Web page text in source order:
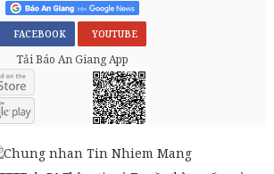
FACEBOOK YOUTUBE
Tải Báo An Giang App